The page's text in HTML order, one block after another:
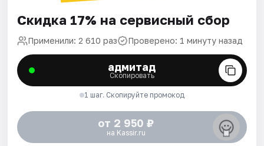
Скидка 17% на сервисный сбор
Применили: 2 610 раз Проверено: 1 минуту назад
адмитад
Скопировать
1 шаг. Скопируйте промокод
от 2 950 ₽
на Kassir.ru